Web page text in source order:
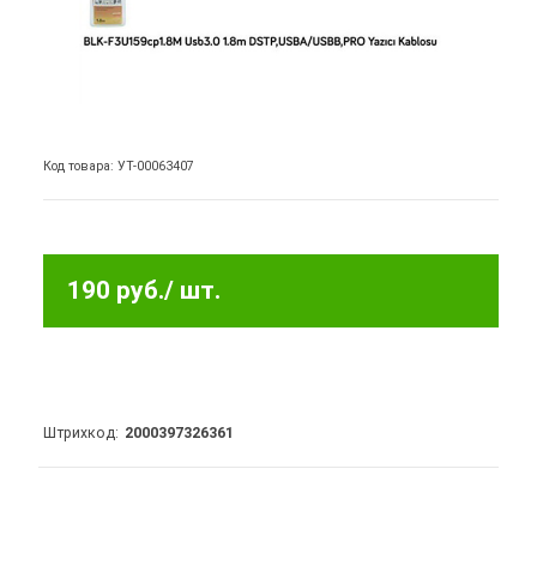
Код товара: УТ-00063407
190 руб./ шт.
Штрихкод 2000397326361